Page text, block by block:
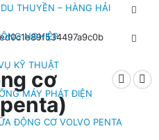
THUYỀN – HÀNG HẢI
NGHIỆP
KỸ THUẬT
MÁY PHÁT ĐIỆN
ĐỘNG CƠ VOLVO PENTA
cơ